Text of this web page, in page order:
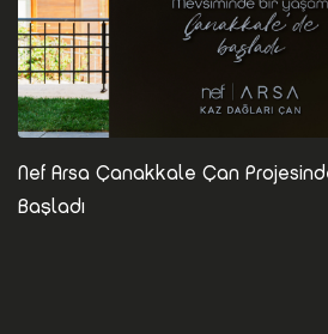
Nef Arsa Çanakkale Çan
Başladı